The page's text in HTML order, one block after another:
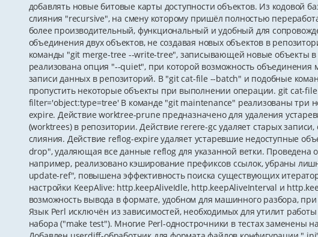
добавлять новые битовые карты доступности объектов. Из кодовой
слияния "recursive", на смену которому пришёл полностью
более производительный, функциональный и удобный для
объединения двух объектов, не создавая новых объектов в
команды "git merge-tree --write-tree", записывающей новые объекты в
реализована опция "--quiet", при которой возможность объединения
записи данных в репозиторий. В "git cat-file --batch" и подобные
пропустить некоторые объекты при выполнении операции. git cat-
filter='object:type=tree' В команде "git maintenance" реализованы три
expire. Действие worktree-prune предназначено для удаления
(worktrees) в репозитории. Действие rerere-gc удаляет старых
слияния. Действие reflog-expire удаляет устаревшие недоступные
drop", удаляющая все данные reflog для указанной ветки. Проведена
например, реализовано кэширование префиксов ссылок, убраны
update-ref", повышена эффективность поиска существующих
настройки KeepAlive: http.keepAliveIdle, http.keepAliveInterval и
возможность вывода в формате, удобном для машинного разбора,
Язык Perl исключён из зависимостей, необходимых для утилит
набора ("make test"). Многие Perl-однострочники в тестах заменены